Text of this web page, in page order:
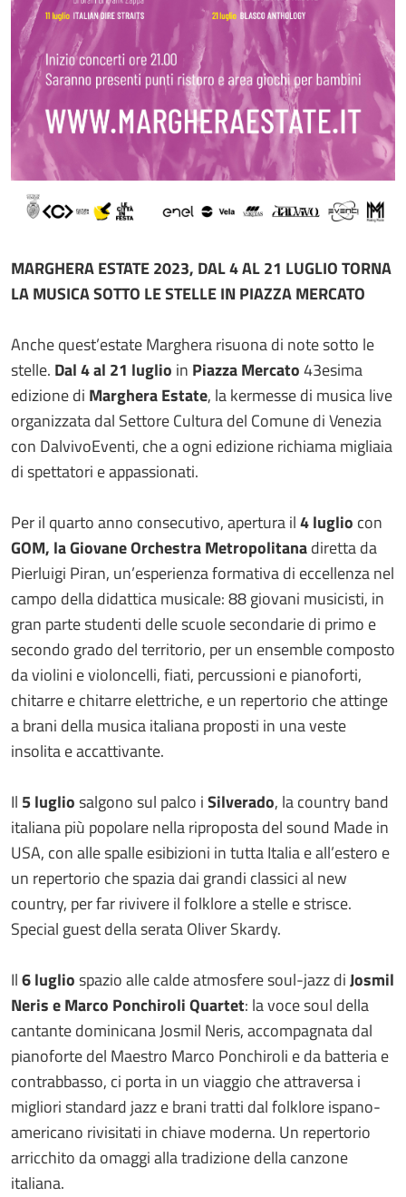
MARGHERA ESTATE 2023, DAL 4 AL 21 LUGLIO TORNA
LA MUSICA SOTTO LE STELLE IN PIAZZA MERCATO
Anche quest’estate Marghera risuona di note sotto le
stelle. Dal 4 al 21 luglio in Piazza Mercato43esima
edizione di Marghera Estate, la kermesse di musica live
organizzata dal Settore Cultura del Comune di Venezia
con DalvivoEventi, che a ogni edizione richiama migliaia
di spettatori e appassionati.
Per il quarto anno consecutivo, apertura il4 luglio con
GOM, la Giovane Orchestra Metropolitanadiretta da
Pierluigi Piran, un’esperienza formativa di eccellenza nel
campo della didattica musicale: 88 giovani musicisti, in
gran parte studenti delle scuole secondarie di primo e
secondo grado del territorio, per un ensemble composto
da violini e violoncelli, fiati, percussioni e pianoforti,
chitarre e chitarre elettriche, e un repertorio che attinge
a brani della musica italiana proposti in una veste
insolita e accattivante.
Il 5 lugliosalgono sul palco iSilverado, la country band
italiana più popolare nella riproposta del sound Made in
USA, con alle spalle esibizioni in tutta Italia e all’estero e
un repertorio che spazia dai grandi classici al new
country, per far rivivere il folklore a stelle e strisce.
Special guest della serata Oliver Skardy.
Il6 lugliospazio alle calde atmosfere soul-jazz diJosmil
Neris e Marco Ponchiroli Quartet: la voce soul della
cantante dominicana Josmil Neris, accompagnata dal
pianoforte del Maestro Marco Ponchiroli e da batteria e
contrabbasso, ci porta in un viaggio che attraversa i
migliori standard jazz e brani tratti dal folklore ispano-
americano rivisitati in chiave moderna. Un repertorio
arricchito da omaggi alla tradizione della canzone
italiana.